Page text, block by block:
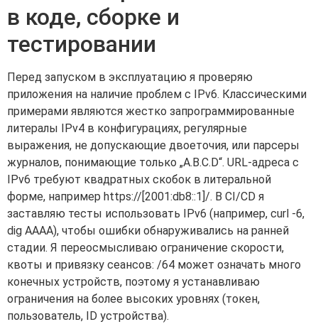
в коде, сборке и
тестировании
Перед запуском в эксплуатацию я проверяю
приложения на наличие проблем с IPv6. Классическими
примерами являются жестко запрограммированные
литералы IPv4 в конфигурациях, регулярные
выражения, не допускающие двоеточия, или парсеры
журналов, понимающие только „A.B.C.D“. URL-адреса с
IPv6 требуют квадратных скобок в литеральной
форме, например https://[2001:db8::1]/. В CI/CD я
заставляю тесты использовать IPv6 (например, curl -6,
dig AAAA), чтобы ошибки обнаруживались на ранней
стадии. Я переосмысливаю ограничение скорости,
квоты и привязку сеансов: /64 может означать много
конечных устройств, поэтому я устанавливаю
ограничения на более высоких уровнях (токен,
пользователь, ID устройства).